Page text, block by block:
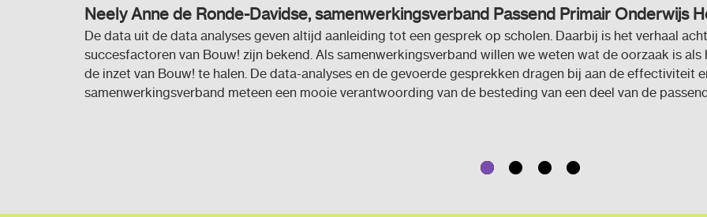
Neely Anne de Ronde-Davidse, samenwerkingsverband Passend Primair Onderwijs
De data uit de data analyses geven altijd aanleiding tot een gesprek op scholen. Daarbij is het verhaal
succesfactoren van Bouw! zijn bekend. Als samenwerkingsverband willen we weten wat de oorzaak is
de inzet van Bouw! te halen. De data-analyses en de gevoerde gesprekken dragen bij aan de effectiviteit
samenwerkingsverband meteen een mooie verantwoording van de besteding van een deel van de